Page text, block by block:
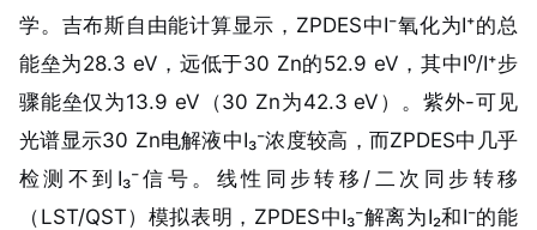
学。吉布斯自由能计算显示，ZPDES中I⁻氧化为I⁺的总
能垒为28.3 eV，远低于30 Zn的52.9 eV，其中I⁰/I⁺步
骤能垒仅为13.9 eV（30 Zn为42.3 eV）。紫外-可见
光谱显示30 Zn电解液中I₃⁻浓度较高，而ZPDES中几乎
检测不到I₃⁻信号。线性同步转移/二次同步转移
（LST/QST）模拟表明，ZPDES中I₃⁻解离为I₂和I⁻的能